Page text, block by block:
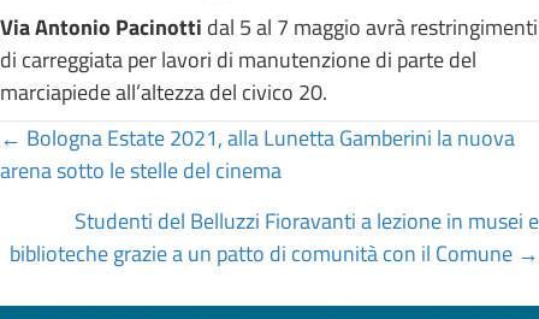
Via Antonio Pacinotti dal 5 al 7 maggio avrà restringimenti
di carreggiata per lavori di manutenzione di parte del
marciapiede all’altezza del civico 20.
Posts
navigation
← Bologna Estate 2021, alla Lunetta Gamberini la nuova
arena sotto le stelle del cinema
Studenti del Belluzzi Fioravanti a lezione in musei e
biblioteche grazie a un patto di comunità con il Comune →